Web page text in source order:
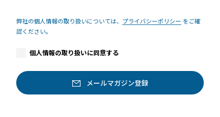
弊社の個人情報の取り扱いについては、 プライバシーポリシー をご確
認ください。
個人情報の取り扱いに同意する